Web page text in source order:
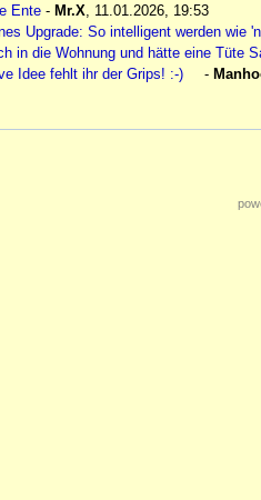
Ente - Mr.X, 11.01.2026, 19:53
Upgrade: So intelligent werden wie
in die Wohnung und hätte eine Tüte
Idee fehlt ihr der Grips! :-)
-